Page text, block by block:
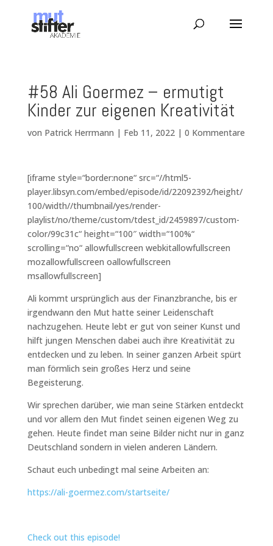
#58 Ali Goermez – ermutigt
Kinder zur eigenen Kreativität
von Patrick Herrmann | Feb 11, 2022| 0 Kommentare
[iframe style=“border:none“ src=“//html5-
player.libsyn.com/embed/episode/id/22092392/height/
100/width//thumbnail/yes/render-
playlist/no/theme/custom/tdest_id/2459897/custom-
color/99c31c“ height=“100″ width=“100%“
scrolling=“no“ allowfullscreen webkitallowfullscreen
mozallowfullscreen oallowfullscreen
msallowfullscreen]
Ali kommt ursprünglich aus der Finanzbranche, bis er
irgendwann den Mut hatte seiner Leidenschaft
nachzugehen. Heute lebt er gut von seiner Kunst und
hilft jungen Menschen dabei auch ihre Kreativität zu
entdecken und zu leben. In seiner ganzen Arbeit spürt
man förmlich sein großes Herz und seine
Begeisterung.
Wir sprechen darüber, wie man seine Stärken entdeckt
und vor allem den Mut findet seinen eigenen Weg zu
gehen. Heute findet man seine Bilder nicht nur in ganz
Deutschland sondern in vielen anderen Ländern.
Schaut euch unbedingt mal seine Arbeiten an:
https://ali-goermez.com/startseite/
Check out this episode!